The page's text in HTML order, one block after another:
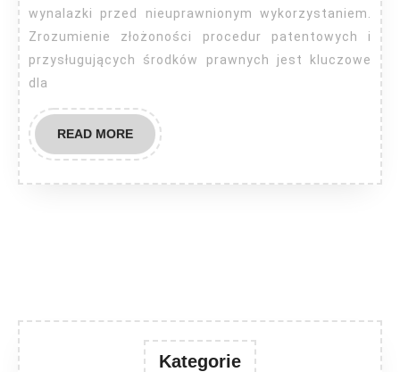
wynalazki przed nieuprawnionym wykorzystaniem.
Zrozumienie złożoności procedur patentowych i
przysługujących środków prawnych jest kluczowe
dla
READ MOREREAD
MORE
Kategorie